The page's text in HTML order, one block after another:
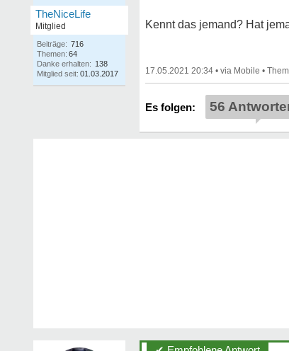
TheNiceLife
Mitglied
Beiträge: 716
Themen: 64
Danke erhalten: 138
Mitglied seit: 01.03.2017
Kennt das jemand? Hat
17.05.2021 20:34 • •
56